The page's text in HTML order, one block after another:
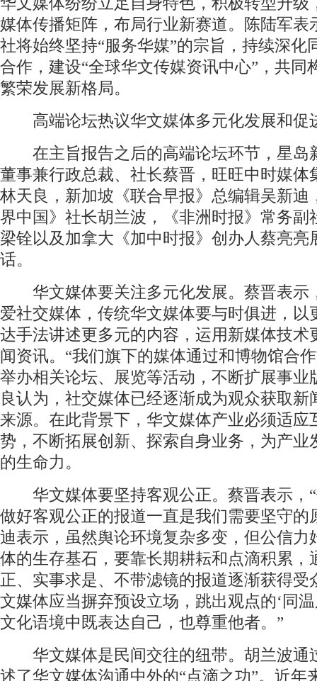
媒体传播矩阵，布局行业新赛道。陈陆军表
社将始终坚持“服务华媒”的宗旨，持续深化
合作，建设“全球华文传媒资讯中心”，共同
繁荣发展新格局。
高端论坛热议华文媒体多元化发展和促
在主旨报告之后的高端论坛环节，星岛
董事兼行政总裁、社长蔡晋，旺旺中时媒体
林天良，新加坡《联合早报》总编辑吴新迪
界中国》社长胡兰波，《非洲时报》常务副
梁铨以及加拿大《加中时报》创办人蔡亮亮
话。
华文媒体要关注多元化发展。蔡晋表示
爱社交媒体，传统华文媒体要与时俱进，以
达手法讲述更多元的内容，运用新媒体技术
闻资讯。“我们旗下的媒体通过和博物馆合
举办相关论坛、展览等活动，不断扩展事业
良认为，社交媒体已经逐渐成为观众获取新
来源。在此背景下，华文媒体产业必须适应
势，不断拓展创新、探索自身业务，为产业
的生命力。
华文媒体要坚持客观公正。蔡晋表示，“
做好客观公正的报道一直是我们需要坚守的
迪表示，虽然舆论环境复杂多变，但公信力
体的生存基石，要靠长期耕耘和点滴积累，
正、实事求是、不带滤镜的报道逐渐获得受
文媒体应当摒弃预设立场，跳出观点的‘同
文化语境中既表达自己，也尊重他者。”
华文媒体是民间交往的纽带。胡兰波通
述了华文媒体沟通中外的“点滴之功”。近年